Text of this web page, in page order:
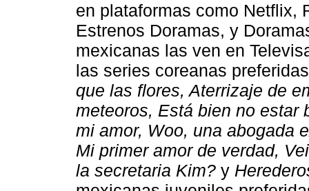
en plataformas como Netflix,
Estrenos Doramas, y
mexicanas las ven en
las series coreanas
que las flores, Aterrizaje de
meteoros, Está bien no estar
mi amor, Woo, una abogada
Mi primer amor de verdad,
la secretaria Kim? y